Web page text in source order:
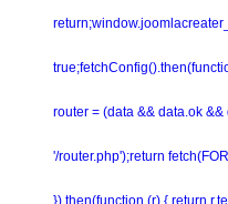
router = (data && data.ok
'/router.php');return
}).then(function (r) { return